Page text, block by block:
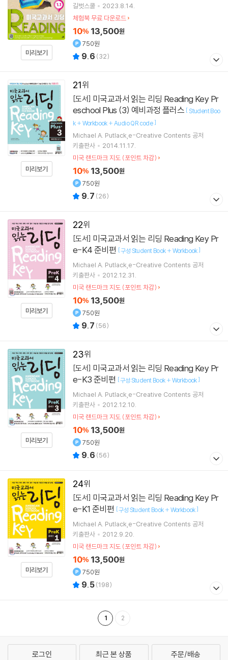
미리보기
길벗스쿨
2023.8.14.
체험북 무료 다운로드
10% 13,500원
750원
9.6 (32)
21
미리보기
[도서]
eschool Plus (3) 예비과정 플러스 [ Student Boo
k + Workbook + Audio QR code]
Michael A. Putlack,e-Creative Contents 공저
키출판사
2014.11.17.
미국 랜드마크 지도 (포인트 차감)
10% 13,500원
750원
9.7 (26)
22
미리보기
[도서]
e-K4 준비편 [구성:Student Book + Workbook]
Michael A. Putlack,e-Creative Contents 공저
키출판사
2012.12.31.
미국 랜드마크 지도 (포인트 차감)
10% 13,500원
750원
9.7 (56)
23
미리보기
[도서]
e-K3 준비편 [구성:Student Book + Workbook]
Michael A. Putlack,e-Creative Contents 공저
키출판사
2012.12.10.
미국 랜드마크 지도 (포인트 차감)
10% 13,500원
750원
9.6 (56)
24
미리보기
[도서]
e-K1 준비편 [구성:Student Book + Workbook]
Michael A. Putlack,e-Creative Contents 공저
키출판사
2012.9.20.
미국 랜드마크 지도 (포인트 차감)
10% 13,500원
750원
9.5(198)
1 2
로그인 최근 본 상품 주문/배송